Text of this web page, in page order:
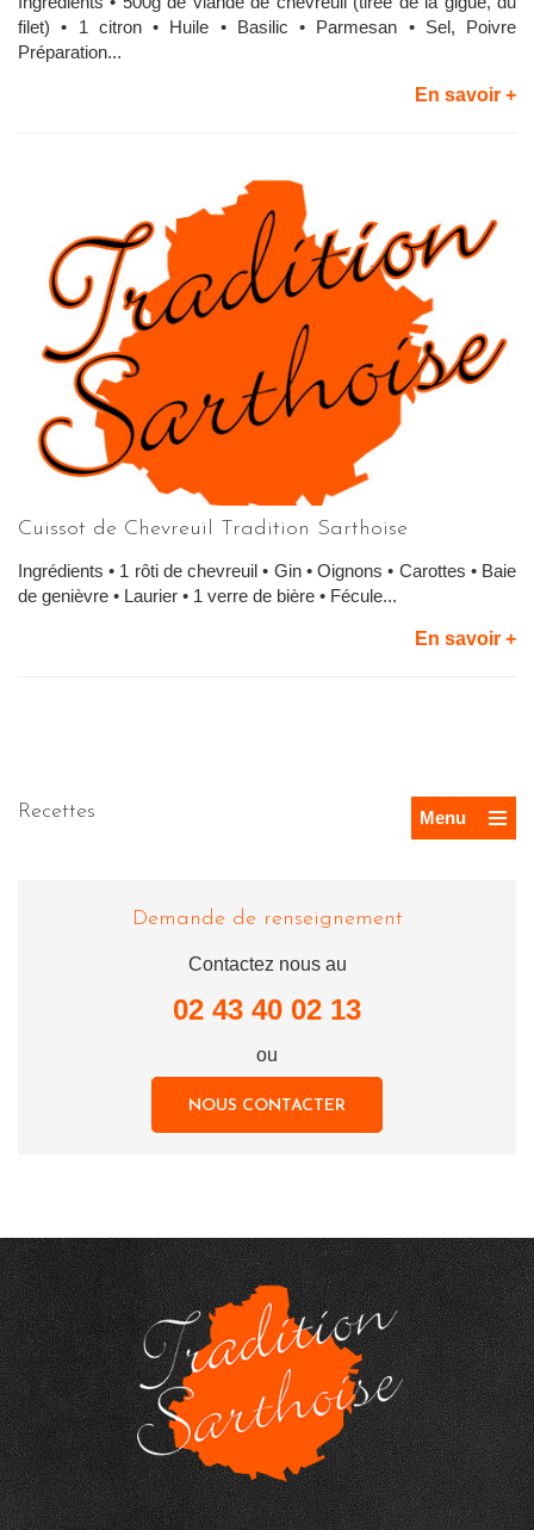
filet) • 1 citron • Huile • Basilic • Parmesan • Sel, Poivre
Préparation...
En savoir +
Cuissot de Chevreuil Tradition Sarthoise
Ingrédients • 1 rôti de chevreuil • Gin • Oignons • Carottes • Baie
de genièvre • Laurier • 1 verre de bière • Fécule...
En savoir +
Recettes Menu
Demande de renseignement
Contactez nous au
02 43 40 02 13
ou
NOUS CONTACTER